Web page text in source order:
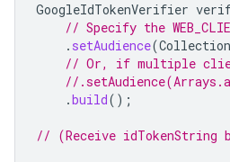
GoogleIdTokenVerifier
// Specify the
. setAudience(
// Or, if multiple
//
.build();
// (Receive idTokenString